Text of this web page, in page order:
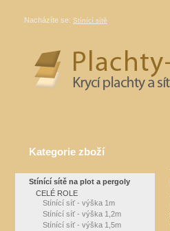
Nacházíte se: Stínící sítě
Kategorie zboží
Stínící sítě na plot a pergoly
CELÉ ROLE
Stínící síť - výška 1m
Stínící síť - výška 1,2m
Stínící síť - výška 1,5m